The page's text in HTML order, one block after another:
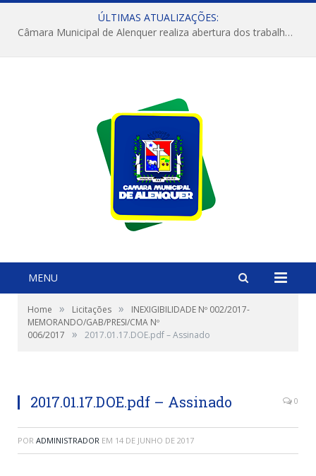
ÚLTIMAS ATUALIZAÇÕES:
Câmara Municipal de Alenquer realiza abertura dos trabalhos do 4º Período Legislativo
MENU
Home » Licitações »
INEXIGIBILIDADE Nº 002/2017-
MEMORANDO/GAB/PRESI/CMA Nº
006/2017
» 2017.01.17.DOE.pdf – Assinado
2017.01.17.DOE.pdf – Assinado 0
POR ADMINISTRADOR EM 14 DE JUNHO DE 2017